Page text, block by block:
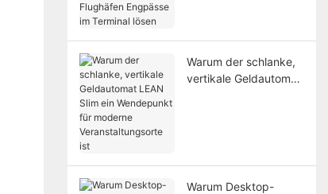
Warum der schlanke,
vertikale Geldautomat
Warum Desktop-